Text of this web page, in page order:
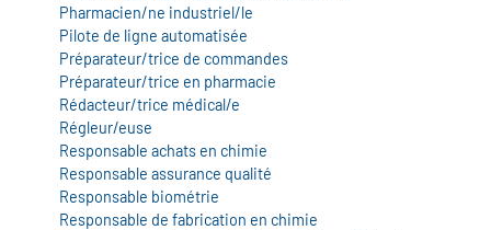
Pharmacien/ne industriel/le
Pilote de ligne automatisée
Préparateur/trice de commandes
Préparateur/trice en pharmacie
Rédacteur/trice médical/e
Régleur/euse
Responsable achats en chimie
Responsable assurance qualité
Responsable biométrie
Responsable de fabrication en chimie